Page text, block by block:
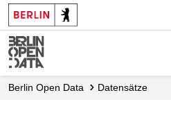
Skip
to
main
content
Berlin Open Data Datensätze